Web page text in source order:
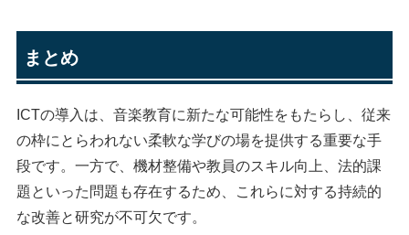
まとめ
ICTの導入は、音楽教育に新たな可能性をもたらし、従来
の枠にとらわれない柔軟な学びの場を提供する重要な手
段です。一方で、機材整備や教員のスキル向上、法的課
題といった問題も存在するため、これらに対する持続的
な改善と研究が不可欠です。